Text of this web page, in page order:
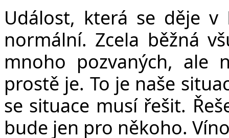
Událost, která se děje v
normální. Zcela běžná
mnoho pozvaných, ale
prostě je. To je naše
se situace musí řešit.
bude jen pro někoho.